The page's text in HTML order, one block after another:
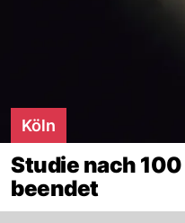
Köln
Studie nach
beendet